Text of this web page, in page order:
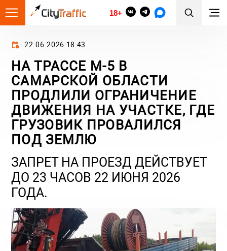
18+
22.06.2026 18:43
НА ТРАССЕ М-5 В
САМАРСКОЙ ОБЛАСТИ
ПРОДЛИЛИ ОГРАНИЧЕНИЕ
ДВИЖЕНИЯ НА УЧАСТКЕ, ГДЕ
ГРУЗОВИК ПРОВАЛИЛСЯ
ПОД ЗЕМЛЮ
ЗАПРЕТ НА ПРОЕЗД ДЕЙСТВУЕТ
ДО 23 ЧАСОВ 22 ИЮНЯ 2026
ГОДА.